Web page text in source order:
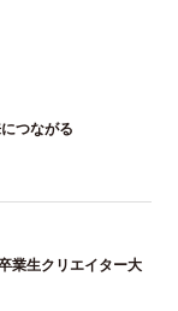
つながる
業生クリエイター大